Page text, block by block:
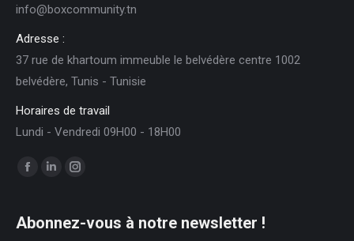
info@boxcommunity.tn
Adresse :
37 rue de khartoum immeuble le belvédère centre 1002
belvédère, Tunis - Tunisie
Horaires de travail
Lundi - Vendredi 09H00 - 18H00
Trouvez nous sur :
Facebook
opens
LinkedIn
opens
Instagram
opens
Abonnez-vous à notre newsletter !